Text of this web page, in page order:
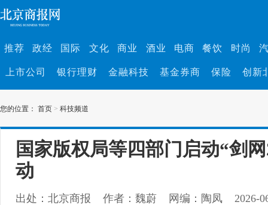
推荐 政经 国际 文化 商业 酒业 电商 餐饮 时尚
上市公司 银行理财 金融科技 基金券商 保险 创新
您的位置： 首页 > 科技频道
国家版权局等四部门启动“剑
动
出处：北京商报 作者：魏蔚 网编：陶凤 2026-